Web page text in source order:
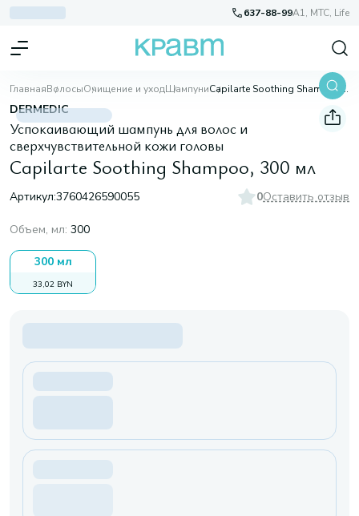
637-88-99A1, МТС, Life
ГлавнаяВолосыОчищение и уходШампуни Capilarte Soothing Shampoo, 300 мл
DERMEDIC
Успокаивающий шампунь для волос и
сверхчувствительной кожи головы
Capilarte Soothing Shampoo, 300 мл
Артикул:3760426590055 0Оставить отзыв
Объем, мл: 300
300 мл
33,02 BYN